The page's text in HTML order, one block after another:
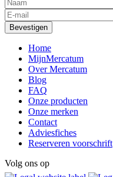
Home
MijnMercatum
Over Mercatum
Blog
FAQ
Onze producten
Onze merken
Contact
Adviesfiches
Reserveren voorschrift
Volg ons op